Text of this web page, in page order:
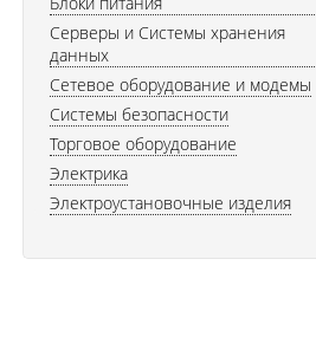
Серверы и Системы хранения
данных
Сетевое оборудование и модемы
Системы безопасности
Торговое оборудование
Электрика
Электроустановочные изделия